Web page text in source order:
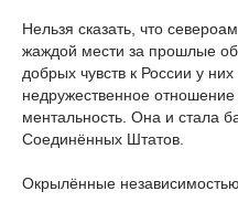
Нельзя сказать, что
жаждой мести за прошлые
добрых чувств к России у
недружественное
ментальность. Она и стала
Соединённых Штатов.
Окрылённые независимостью